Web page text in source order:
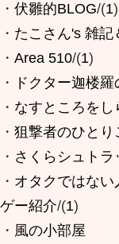
・ 伏雛的BLOG/(1)
・ たこさん's 雑記
・ Area 510/(1)
・
ドクター迦楼
・ なすところをし
・ 狙撃者のひとり
・ さくらシュトラ
・ オタクではない
ゲー紹介/(1)
・ 風の小部屋